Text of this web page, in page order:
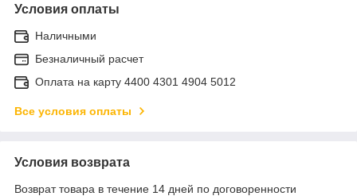
Условия оплаты
Наличными
Безналичный расчет
Оплата на карту 4400 4301 4904 5012
Все условия оплаты
Условия возврата
Возврат товара в течение 14 дней по договоренности